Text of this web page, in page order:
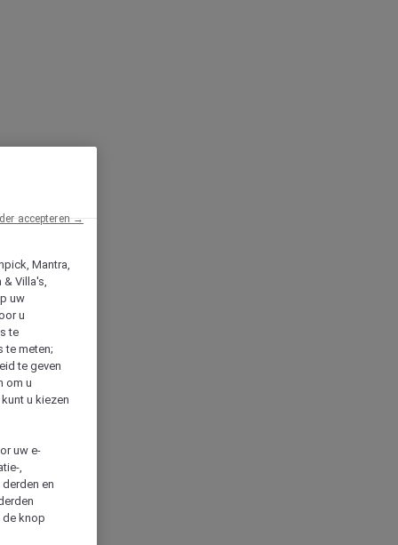
Mantra,
& Villa's,
uw
u
te
te meten;
te geven
om u
u kiezen
uw e-
,
en
de knop
accepteren →